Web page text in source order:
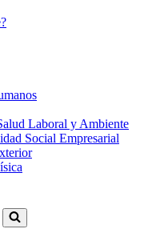
Laboral y Ambiente
Social Empresarial